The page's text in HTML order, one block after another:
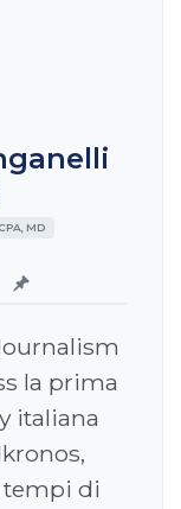
MD
la prima
italiana
tempi di